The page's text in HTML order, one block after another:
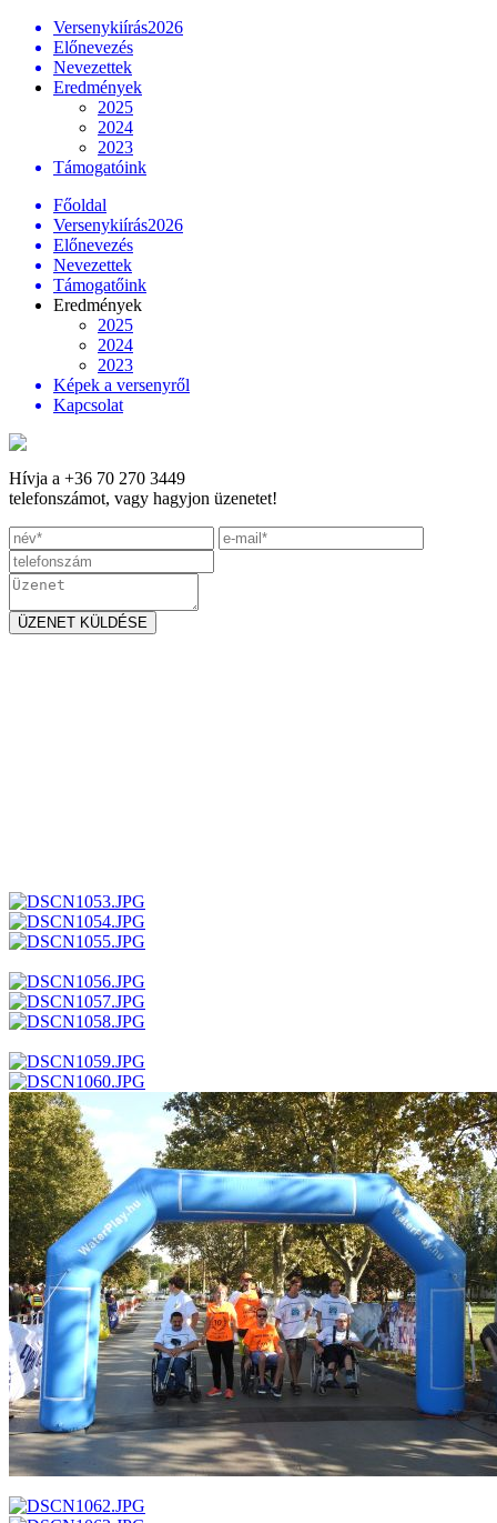
Versenykiírás2026
Előnevezés
Nevezettek
Eredmények
2025
2024
2023
Támogatóink
Főoldal
Versenykiírás2026
Előnevezés
Nevezettek
Támogatőink
Eredmények
2025
2024
2023
Képek a versenyről
Kapcsolat
Hívja a +36 70 270 3449
telefonszámot, vagy hagyjon üzenetet!
ÜZENET KÜLDÉSE